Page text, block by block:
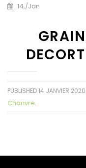
14,/Jan
PUBLISHED14 JANVIER 2020
Chanvre.